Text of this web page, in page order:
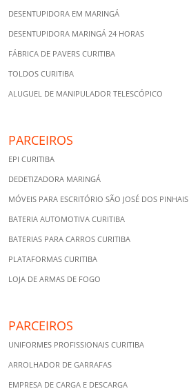
DESENTUPIDORA EM MARINGÁ
DESENTUPIDORA MARINGÁ 24 HORAS
FÁBRICA DE PAVERS CURITIBA
TOLDOS CURITIBA
ALUGUEL DE MANIPULADOR TELESCÓPICO
PARCEIROS
EPI CURITIBA
DEDETIZADORA MARINGÁ
MÓVEIS PARA ESCRITÓRIO SÃO JOSÉ DOS PINHAIS
BATERIA AUTOMOTIVA CURITIBA
BATERIAS PARA CARROS CURITIBA
PLATAFORMAS CURITIBA
LOJA DE ARMAS DE FOGO
PARCEIROS
UNIFORMES PROFISSIONAIS CURITIBA
ARROLHADOR DE GARRAFAS
EMPRESA DE CARGA E DESCARGA